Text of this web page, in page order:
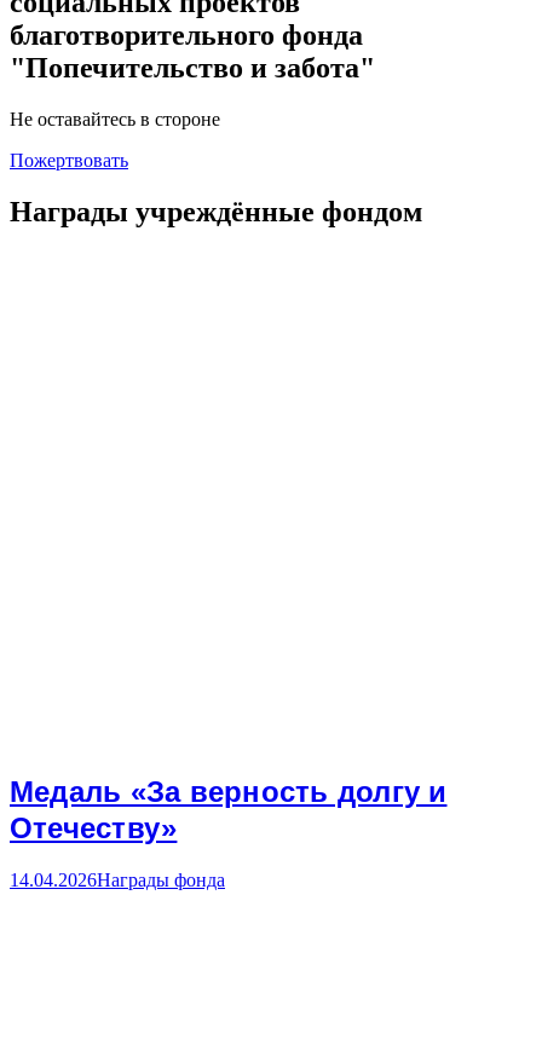
благотворительного фонда
"Попечительство и забота"
Не оставайтесь в стороне
Пожертвовать
Награды учреждённые фондом
Медаль «За верность долгу и
Отечеству»
14.04.2026Награды фонда